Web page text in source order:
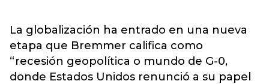
La globalización ha entrado en una nueva
etapa que Bremmer califica como
“recesión geopolítica o mundo de G-0,
donde Estados Unidos renunció a su papel